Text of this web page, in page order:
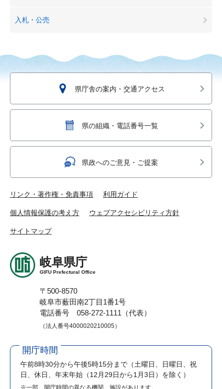
入札・公売
県庁舎の案内・交通アクセス
県の組織・電話番号一覧
県政へのご意見・ご提案
リンク・著作権・免責事項 利用ガイド
個人情報保護の考え方 ウェブアクセシビリティ方針
サイトマップ
岐阜県庁
GIFU Prefectural Office
〒500-8570
岐阜市薮田南2丁目1番1号
電話番号 058-272-1111（代表）
（法人番号4000020210005）
開庁時間
午前8時30分から午後5時15分まで （土曜日、日曜日、祝
日、休日、年末年始（12月29日から1月3日）を除く）
※一部、開庁時間の異なる機関、施設があります。